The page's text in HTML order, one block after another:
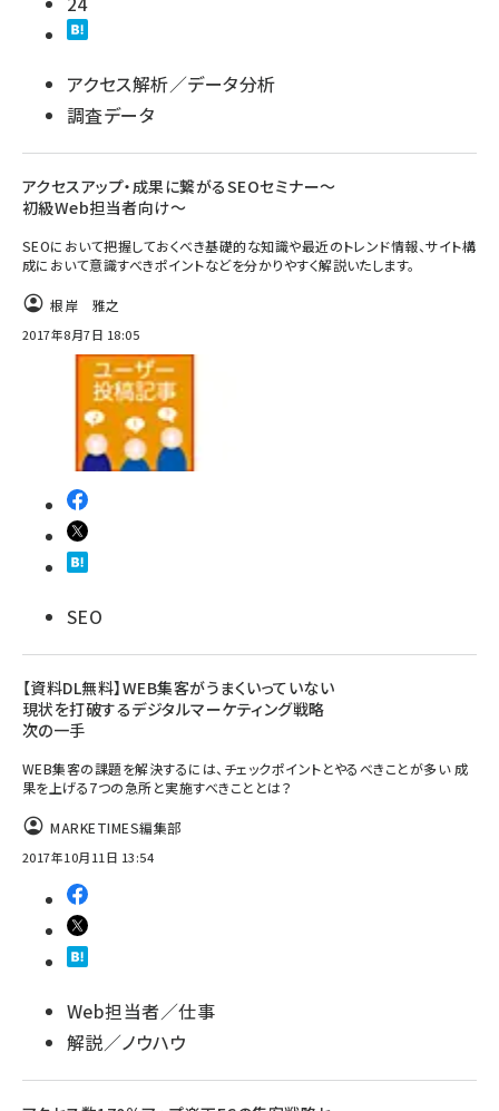
アクセス解析／データ分析
調査データ
アクセスアップ・成果に繋がるSEOセミナー～
初級Web担当者向け～
SEOにおいて把握しておくべき基礎的な知識や最近のトレンド情報、サイト構
成において意識すべきポイントなどを分かりやすく解説いたします。
根岸 雅之
2017年8月7日 18:05
SEO
【資料DL無料】WEB集客がうまくいっていない
現状を打破するデジタルマーケティング戦略
次の一手
WEB集客の課題を解決するには、チェックポイントとやるべきことが多い 成
果を上げる7つの急所と実施すべきこととは？
MARKETIMES編集部
2017年10月11日 13:54
Web担当者／仕事
解説／ノウハウ